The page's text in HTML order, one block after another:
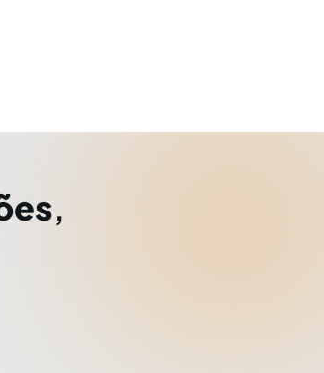
,